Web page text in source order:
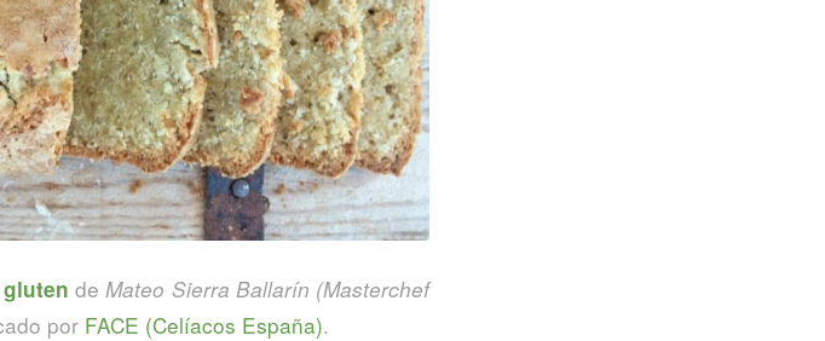
de Mateo Sierra Ballarín (Masterchef
por FACE (Celíacos España).